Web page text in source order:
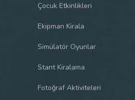
Çocuk Etkinlikleri
Ekipman Kirala
Simülatör Oyunlar
Stant Kiralama
Fotoğraf Aktiviteleri